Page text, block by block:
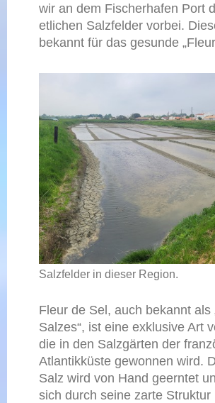
wir an dem Fischerhafen Port
etlichen Salzfelder vorbei.
bekannt für das gesunde
Salzfelder in dieser Region.
Fleur de Sel, auch bekannt als
Salzes“, ist eine exklusive Art
die in den Salzgärten der
Atlantikküste gewonnen wird.
Salz wird von Hand geerntet
sich durch seine zarte Struktur